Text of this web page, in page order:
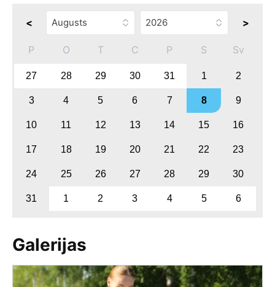
< >
P O T C P S Sv
27 28 29 30 31 1 2
3 4 5 6 7 8 9
10 11 12 13 14 15 16
17 18 19 20 21 22 23
24 25 26 27 28 29 30
31 1 2 3 4 5 6
Galerijas